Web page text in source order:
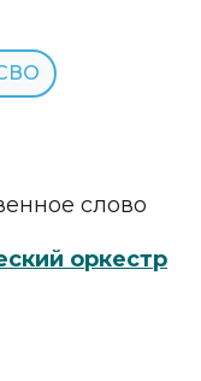
слово
оркестр